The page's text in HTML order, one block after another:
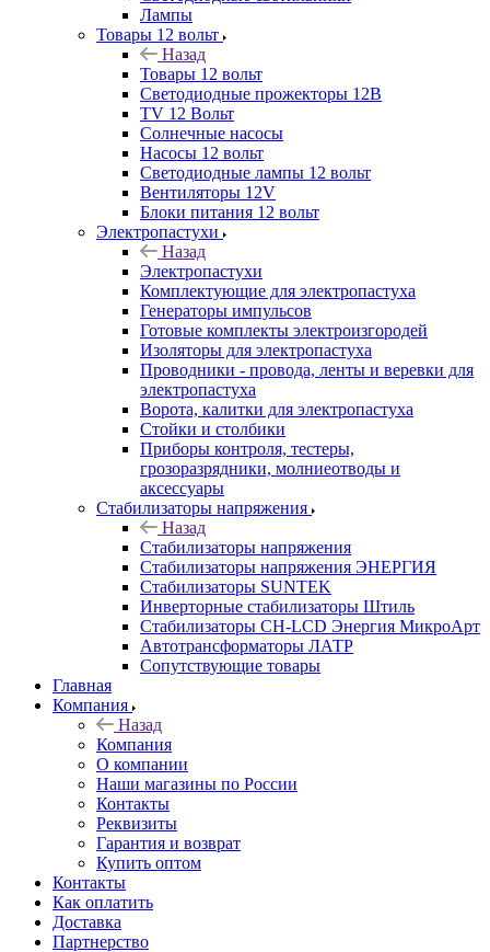
Лампы
Товары 12 вольт
Назад
Товары 12 вольт
Светодиодные прожекторы 12В
TV 12 Вольт
Солнечные насосы
Насосы 12 вольт
Светодиодные лампы 12 вольт
Вентиляторы 12V
Блоки питания 12 вольт
Электропастухи
Назад
Электропастухи
Комплектующие для электропастуха
Генераторы импульсов
Готовые комплекты электроизгородей
Изоляторы для электропастуха
Проводники - провода, ленты и веревки для
электропастуха
Ворота, калитки для электропастуха
Стойки и столбики
Приборы контроля, тестеры,
грозоразрядники, молниеотводы и
аксессуары
Стабилизаторы напряжения
Назад
Стабилизаторы напряжения
Стабилизаторы напряжения ЭНЕРГИЯ
Стабилизаторы SUNTEK
Инверторные стабилизаторы Штиль
Стабилизаторы СН-LCD Энepгия МикроАрт
Автотрансформаторы ЛАТР
Сопутствующие товары
Главная
Компания
Назад
Компания
О компании
Наши магазины по России
Контакты
Реквизиты
Гарантия и возврат
Купить оптом
Контакты
Как оплатить
Доставка
Партнерство